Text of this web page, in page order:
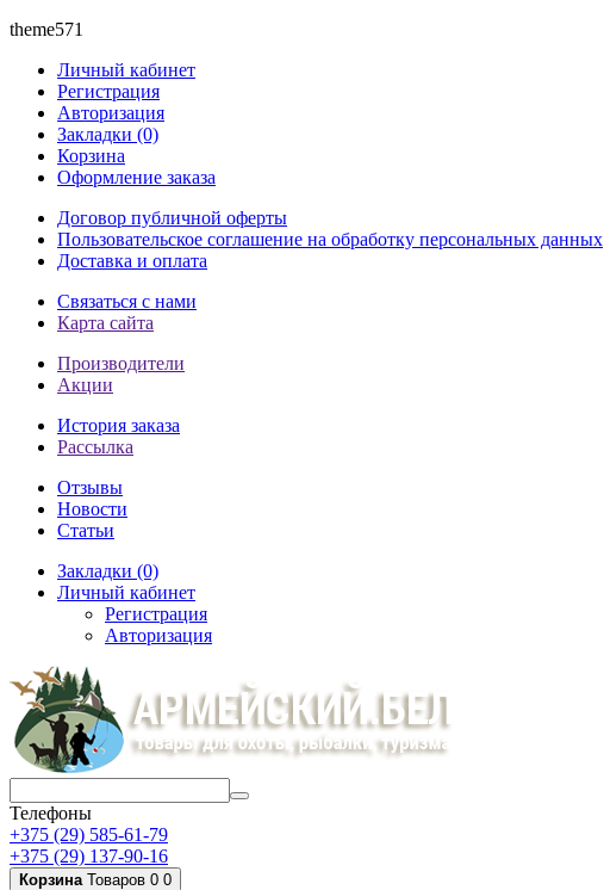
theme571
Личный кабинет
Регистрация
Авторизация
Закладки (0)
Корзина
Оформление заказа
Договор публичной оферты
Пользовательское соглашение на обработку персональных данных
Доставка и оплата
Связаться с нами
Карта сайта
Производители
Акции
История заказа
Рассылка
Отзывы
Новости
Статьи
Закладки (0)
Личный кабинет
Регистрация
Авторизация
Телефоны
+375 (29) 585-61-79
+375 (29) 137-90-16
Корзина Товаров 0 0